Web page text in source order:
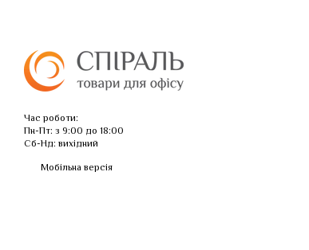
Час роботи:
Пн-Пт: з 9:00 до 18:00
Сб-Нд: вихідний
Мобільна версія